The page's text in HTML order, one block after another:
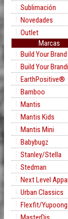
Sublimación
Novedades
Outlet
Marcas
Build Your Brand
Build Your
EarthPositive®
Bamboo
Mantis
Mantis Kids
Mantis Mini
Babybugz
Stanley/Stella
Stedman
Next Level
Urban Classics
Flexfit/Yupoong